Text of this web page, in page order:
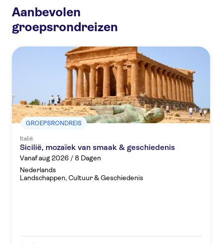
Aanbevolen
groepsrondreizen
GROEPSRONDREIS
Italië
Sicilië, mozaïek van smaak & geschiedenis
Vanaf aug 2026 / 8 Dagen
Nederlands
Landschappen, Cultuur & Geschiedenis